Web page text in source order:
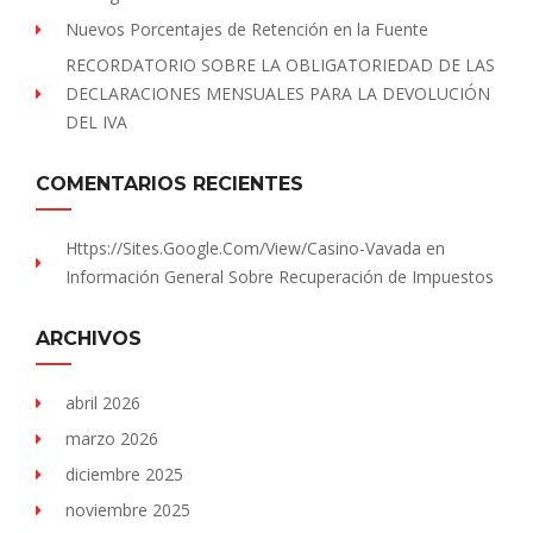
Nuevos Porcentajes de Retención en la Fuente
RECORDATORIO SOBRE LA OBLIGATORIEDAD DE LAS
DECLARACIONES MENSUALES PARA LA DEVOLUCIÓN
DEL IVA
COMENTARIOS RECIENTES
Https://sites.Google.com/view/Casino-Vavada en
Información General Sobre Recuperación de Impuestos
ARCHIVOS
abril 2026
marzo 2026
diciembre 2025
noviembre 2025